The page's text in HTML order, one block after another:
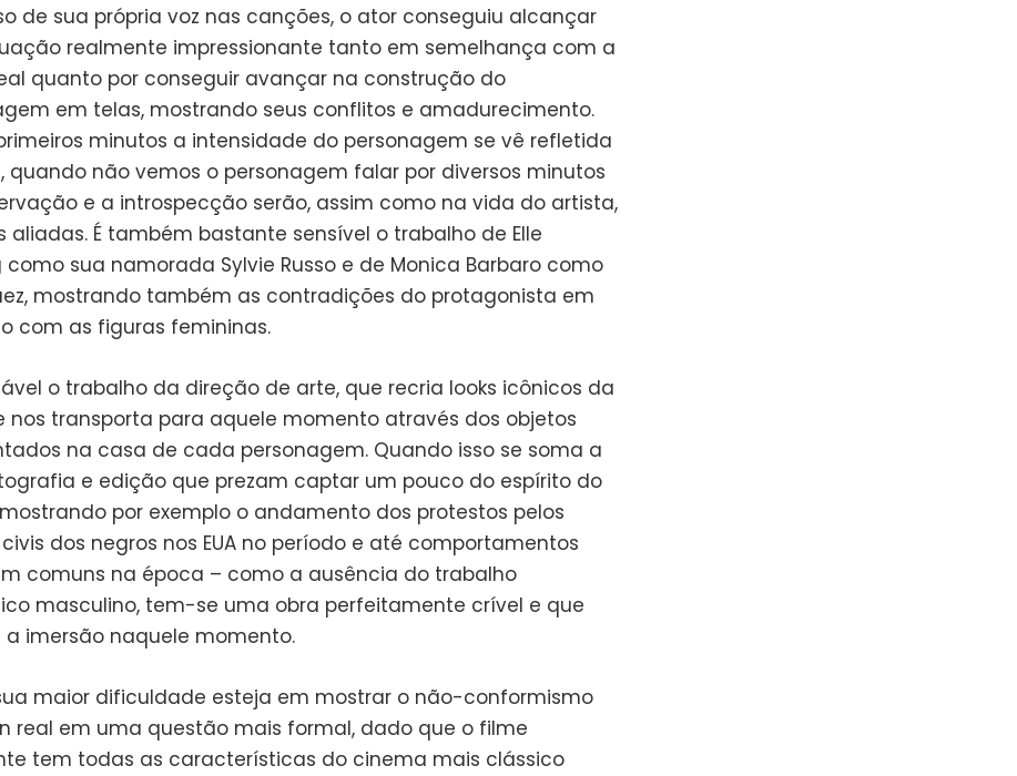
de sua própria voz nas canções, o ator conseguiu alcançar
realmente impressionante tanto em semelhança com a
quanto por conseguir avançar na construção do
em telas, mostrando seus conflitos e amadurecimento.
minutos a intensidade do personagem se vê refletida
quando não vemos o personagem falar por diversos minutos
e a introspecção serão, assim como na vida do artista,
aliadas. É também bastante sensível o trabalho de Elle
como sua namorada Sylvie Russo e de Monica Barbaro como
mostrando também as contradições do protagonista em
com as figuras femininas.
o trabalho da direção de arte, que recria looks icônicos da
nos transporta para aquele momento através dos objetos
na casa de cada personagem. Quando isso se soma a
e edição que prezam captar um pouco do espírito do
por exemplo o andamento dos protestos pelos
dos negros nos EUA no período e até comportamentos
comuns na época – como a ausência do trabalho
masculino, tem-se uma obra perfeitamente crível e que
a imersão naquele momento.
maior dificuldade esteja em mostrar o não-conformismo
real em uma questão mais formal, dado que o filme
tem todas as características do cinema mais clássico